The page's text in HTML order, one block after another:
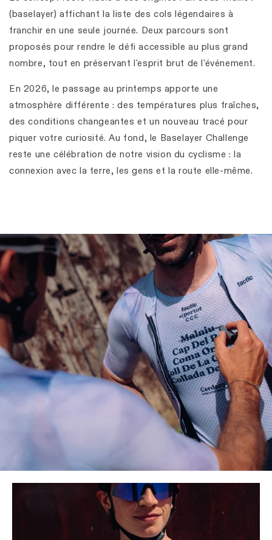
(baselayer) affichant la liste des cols légendaires à
franchir en une seule journée. Deux parcours sont
proposés pour rendre le défi accessible au plus grand
nombre, tout en préservant l'esprit brut de l'événement.
En 2026, le passage au printemps apporte une
atmosphère différente : des températures plus fraîches,
des conditions changeantes et un nouveau tracé pour
piquer votre curiosité. Au fond, le Baselayer Challenge
reste une célébration de notre vision du cyclisme : la
connexion avec la terre, les gens et la route elle-même.